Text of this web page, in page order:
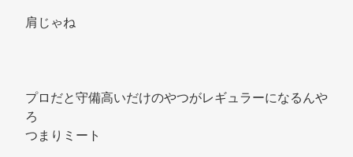
肩じゃね
プロだと守備高いだけのやつがレギュラーになるんや
ろ
つまりミート